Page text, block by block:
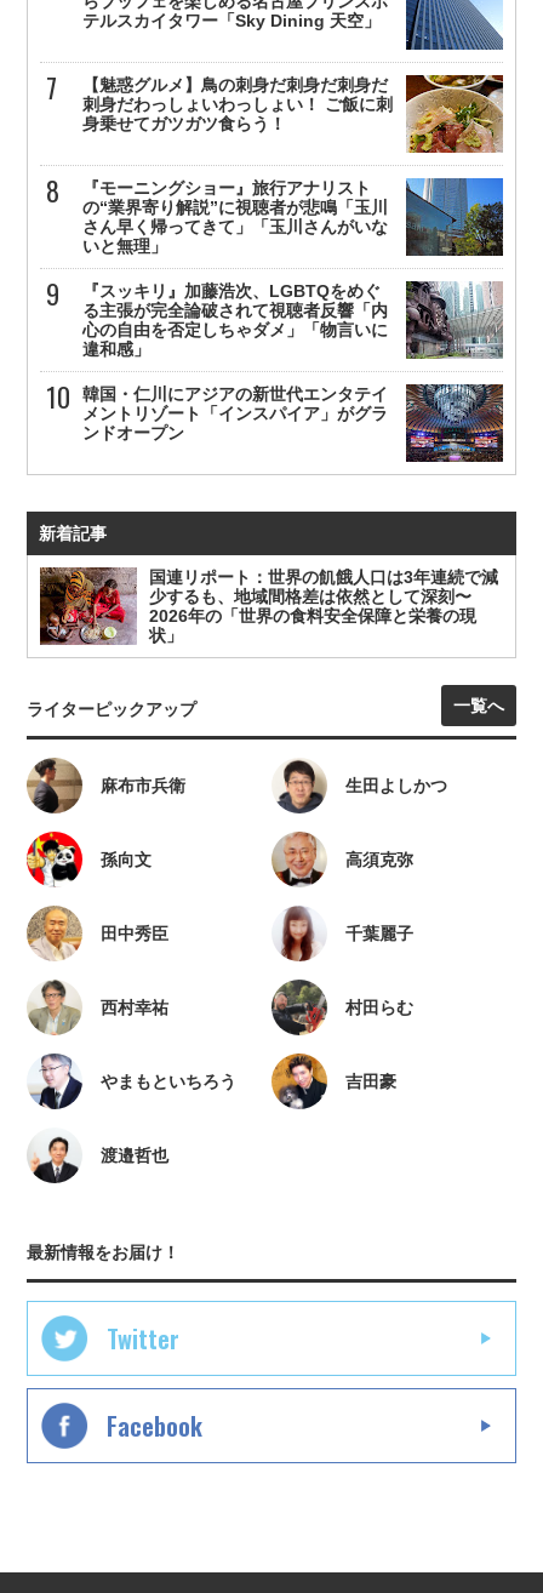
テルスカイタワー「Sky Dining 天空」
【魅惑グルメ】鳥の刺身だ刺身だ刺身だ
刺身だわっしょいわっしょい！ ご飯に刺
身乗せてガツガツ食らう！
『モーニングショー』旅行アナリスト
の“業界寄り解説”に視聴者が悲鳴「玉川
さん早く帰ってきて」「玉川さんがいな
いと無理」
『スッキリ』加藤浩次、LGBTQをめぐ
る主張が完全論破されて視聴者反響「内
心の自由を否定しちゃダメ」「物言いに
違和感」
韓国・仁川にアジアの新世代エンタテイ
メントリゾート「インスパイア」がグラ
ンドオープン
新着記事
国連リポート：世界の飢餓人口は3年連続で減
少するも、地域間格差は依然として深刻〜
2026年の「世界の食料安全保障と栄養の現
状」
ライターピックアップ 一覧へ
麻布市兵衛 生田よしかつ
孫向文 高須克弥
田中秀臣 千葉麗子
西村幸祐 村田らむ
やまもといちろう 吉田豪
渡邉哲也
最新情報をお届け！
Twitter
Facebook